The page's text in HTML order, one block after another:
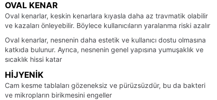
OVAL KENAR
Oval kenarlar, keskin kenarlara kıyasla daha az travmatik olabilir
ve kazaları önleyebilir. Böylece kullanıcıların yaralanma riski azalır
Oval kenarlar, nesnenin daha estetik ve kullanıcı dostu olmasına
katkıda bulunur. Ayrıca, nesnenin genel yapısına yumuşaklık ve
sıcaklık hissi katar
HIJYENIK
Cam kesme tablaları gözeneksiz ve pürüzsüzdür, bu da bakteri
ve mikropların birikmesini engeller